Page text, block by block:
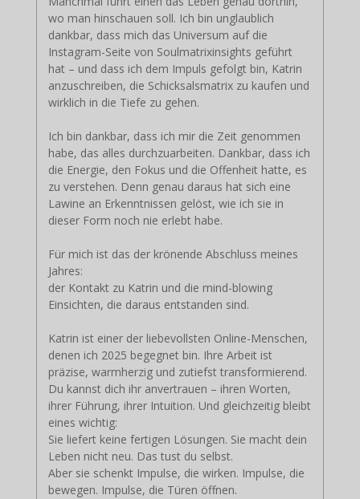
wo man hinschauen soll. Ich bin unglaublich
dankbar, dass mich das Universum auf die
Instagram-Seite von Soulmatrixinsights geführt
hat – und dass ich dem Impuls gefolgt bin, Katrin
anzuschreiben, die Schicksalsmatrix zu kaufen und
wirklich in die Tiefe zu gehen.
Ich bin dankbar, dass ich mir die Zeit genommen
habe, das alles durchzuarbeiten. Dankbar, dass ich
die Energie, den Fokus und die Offenheit hatte, es
zu verstehen. Denn genau daraus hat sich eine
Lawine an Erkenntnissen gelöst, wie ich sie in
dieser Form noch nie erlebt habe.
Für mich ist das der krönende Abschluss meines
Jahres:
der Kontakt zu Katrin und die mind-blowing
Einsichten, die daraus entstanden sind.
Katrin ist einer der liebevollsten Online-Menschen,
denen ich 2025 begegnet bin. Ihre Arbeit ist
präzise, warmherzig und zutiefst transformierend.
Du kannst dich ihr anvertrauen – ihren Worten,
ihrer Führung, ihrer Intuition. Und gleichzeitig bleibt
eines wichtig:
Sie liefert keine fertigen Lösungen. Sie macht dein
Leben nicht neu. Das tust du selbst.
Aber sie schenkt Impulse, die wirken. Impulse, die
bewegen. Impulse, die Türen öffnen.